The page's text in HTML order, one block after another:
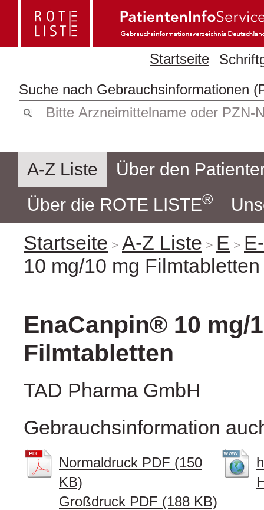
Suche nach
A-Z Liste
Über den
Über die ROTE LISTE®
Startseite
Startseite A-Z Liste E
10 mg/10 mg Filmtabletten
EnaCanpin® 10 mg/
Filmtabletten
TAD Pharma GmbH
Gebrauchsinformation
Normaldruck PDF (150
KB)
Großdruck PDF (188 KB)